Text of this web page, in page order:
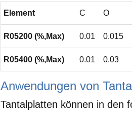
Element C O
R05200 (%,Max) 0.01 0.015
R05400 (%,Max) 0.01 0.03
Anwendungen von
Tantalplatten können in den